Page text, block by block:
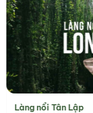
Làng nổi Tân Lập